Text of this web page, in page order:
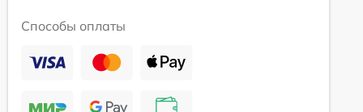
Способы оплаты